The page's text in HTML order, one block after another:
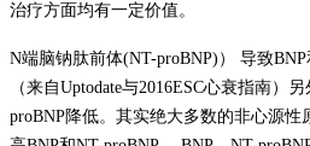
治疗方面均有一定价值。
N端脑钠肽前体(NT-proBNP)） 导致
（来自Uptodate与2016ESC心衰指南）
proBNP降低。其实绝大多数的非心源